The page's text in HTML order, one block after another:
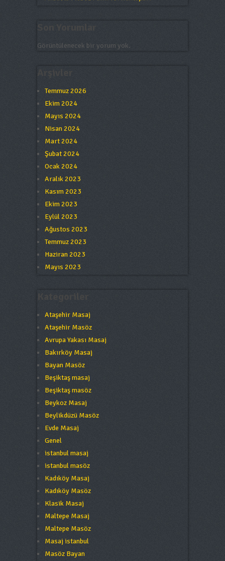
Görüntülenecek bir yorum yok.
Temmuz 2026
Ekim 2024
Mayıs 2024
Nisan 2024
Mart 2024
Şubat 2024
Ocak 2024
Aralık 2023
Kasım 2023
Ekim 2023
Eylül 2023
Ağustos 2023
Temmuz 2023
Haziran 2023
Mayıs 2023
Ataşehir Masaj
Ataşehir Masöz
Avrupa Yakası Masaj
Bakırköy Masaj
Bayan Masöz
Beşiktaş masaj
Beşiktaş masöz
Beykoz Masaj
Beylikdüzü Masöz
Evde Masaj
Genel
istanbul masaj
istanbul masöz
Kadıköy Masaj
Kadıköy Masöz
Klasik Masaj
Maltepe Masaj
Maltepe Masöz
Masaj istanbul
Masöz Bayan